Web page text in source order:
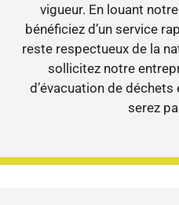
vigueur. En louant
bénéficiez d’un service
reste respectueux de la
sollicitez notre
d’évacuation de
serez